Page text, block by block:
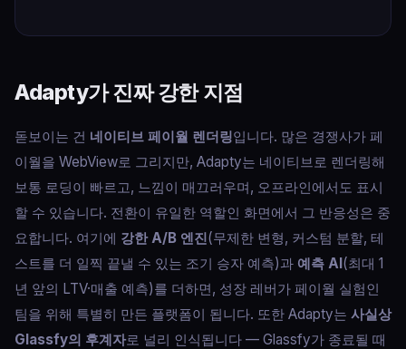
Adapty가 진짜 강한 지점
돋보이는 건 네이티브 페이월 렌더링입니다. 많은 경쟁사가 페
이월을 WebView로 그리지만, Adapty는 네이티브로 렌더링해
보통 로딩이 빠르고, 느낌이 매끄러우며, 오프라인에서도 표시
할 수 있습니다. 전환이 유일한 역할인 화면에서 그 반응성은 중
요합니다. 여기에 강한 A/B 엔진(무제한 변형, 커스텀 분할, 테
스트를 더 일찍 끝낼 수 있는 조기 승자 예측)과 예측 AI(최대 1
년 앞의 LTV·매출 예측)를 더하면, 성장 레버가 페이월 실험인
팀을 위해 특별히 만든 플랫폼이 됩니다. 또한 Adapty는 사실상
Glassfy의 후계자로 널리 인식됩니다 — Glassfy가 종료될 때